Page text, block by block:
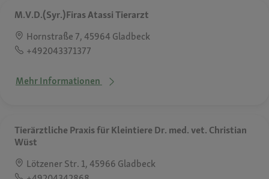
M.V.D.(Syr.)Firas Atassi Tierarzt
Hornstraße 7, 45964 Gladbeck
+492043371377
Mehr Informationen
Tierärztliche Praxis für Kleintiere Dr. med. vet. Christian
Wüst
Lötzener Str. 1, 45966 Gladbeck